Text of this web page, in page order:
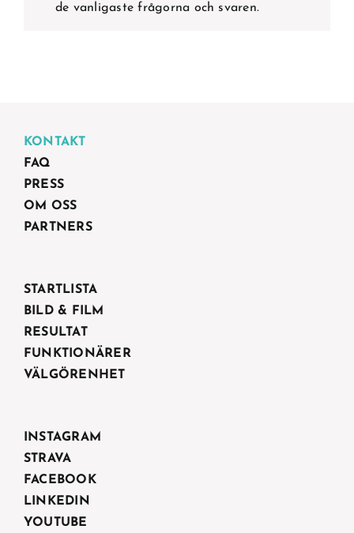
de vanligaste frågorna och svaren.
KONTAKT
FAQ
PRESS
OM OSS
PARTNERS
STARTLISTA
BILD & FILM
RESULTAT
FUNKTIONÄRER
VÄLGÖRENHET
INSTAGRAM
STRAVA
FACEBOOK
LINKEDIN
YOUTUBE